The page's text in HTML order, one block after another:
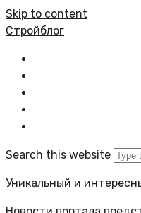
Skip to content
Стройблог
Search this website
Уникальный и